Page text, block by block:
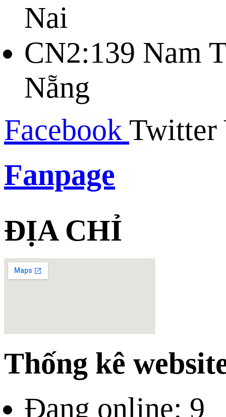
Nai
CN2:139 Nam
Nẵng
Facebook Twitter
Fanpage
ĐỊA CHỈ
Thống kê
Đang online: 9